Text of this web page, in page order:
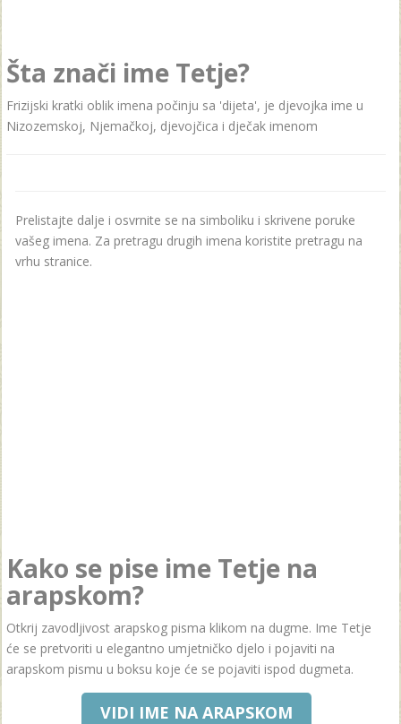
Šta znači ime Tetje?
Frizijski kratki oblik imena počinju sa 'dijeta', je djevojka ime u
Nizozemskoj, Njemačkoj, djevojčica i dječak imenom
Prelistajte dalje i osvrnite se na simboliku i skrivene poruke
vašeg imena. Za pretragu drugih imena koristite pretragu na
vrhu stranice.
Kako se pise ime Tetje na
arapskom?
Otkrij zavodljivost arapskog pisma klikom na dugme. Ime Tetje
će se pretvoriti u elegantno umjetničko djelo i pojaviti na
arapskom pismu u boksu koje će se pojaviti ispod dugmeta.
VIDI IME NA ARAPSKOM